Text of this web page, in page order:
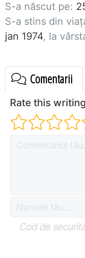
S-a născut pe:
S-a stins din
jan 1974, la
Comentarii
Rate this
Cod de